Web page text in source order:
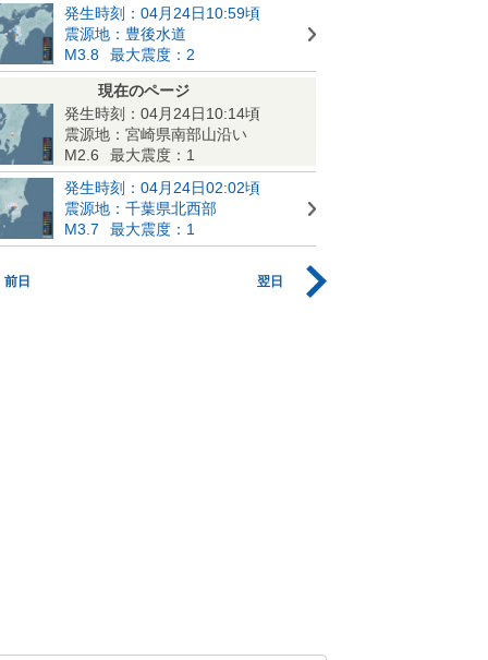
発生時刻：04月24日10:59頃
震源地：豊後水道
M3.8
最大震度：2
現在のページ
発生時刻：04月24日10:14頃
震源地：宮崎県南部山沿い
M2.6
最大震度：1
発生時刻：04月24日02:02頃
震源地：千葉県北西部
M3.7
最大震度：1
前日 翌日